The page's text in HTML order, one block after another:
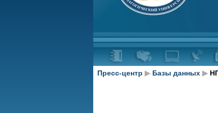
Пресс-центр ▶ Базы данных ▶